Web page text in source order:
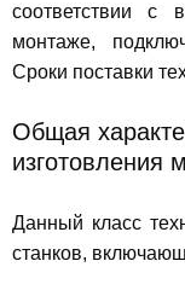
соответствии
монтаже,
Сроки поставки
Общая
изготовления
Данный класс
станков,